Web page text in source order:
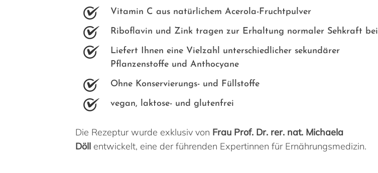
Vitamin C aus natürlichem Acerola-Fruchtpulver
Riboflavin und Zink tragen zur Erhaltung normaler Sehkraft bei
Liefert Ihnen eine Vielzahl unterschiedlicher sekundärer
Pflanzenstoffe und Anthocyane
Ohne Konservierungs- und Füllstoffe
vegan, laktose- und glutenfrei
Die Rezeptur wurde exklusiv von Frau Prof. Dr. rer. nat. Michaela
Döll entwickelt, eine der führenden Expertinnen für Ernährungsmedizin.